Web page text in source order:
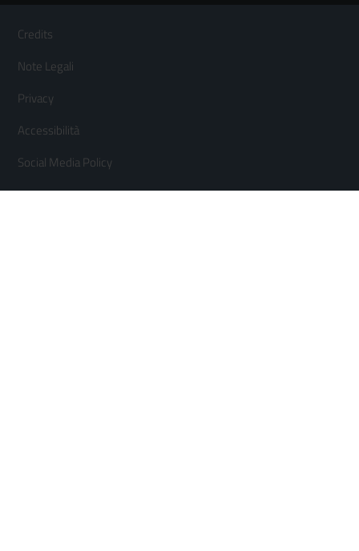
Footer
Menù
orizzontale
Credits
Note Legali
Privacy
Accessibilità
Social Media Policy